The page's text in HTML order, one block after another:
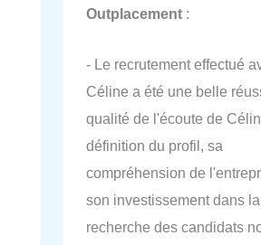
Outplacement :
- Le recrutement effectué
Céline a été une belle
qualité de l'écoute de
définition du profil, sa
compréhension de
son investissement dans la
recherche des candidats